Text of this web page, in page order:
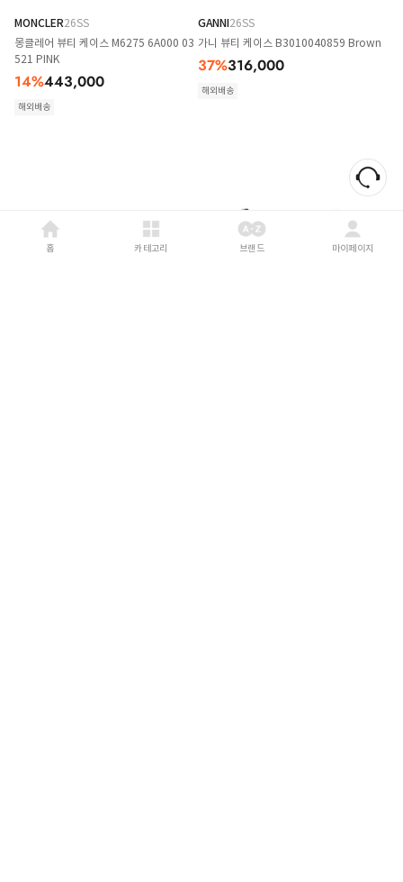
MONCLER26SS
몽클레어 뷰티 케이스 M6275 6A000 03
521 PINK
14%443,000
해외배송
GANNI26SS
가니 뷰티 케이스 B3010040859 Brown
37%316,000
해외배송
홈 카테고리 브랜드 마이페이지